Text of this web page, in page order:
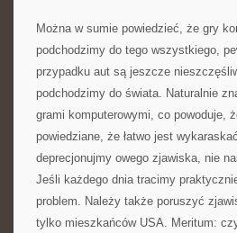
Można w sumie powiedzieć, że gry
podchodzimy do tego wszystkiego,
przypadku aut są jeszcze
podchodzimy do świata. Naturalnie
grami komputerowymi, co powoduje,
powiedziane, że łatwo jest
deprecjonujmy owego zjawiska, nie
Jeśli każdego dnia tracimy
problem. Należy także poruszyć
tylko mieszkańców USA. Meritum: